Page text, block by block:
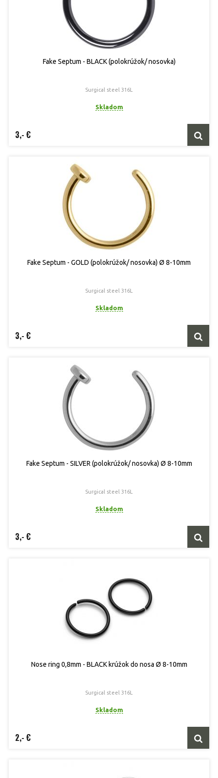
Fake Septum - BLACK (polokrúžok/ nosovka)
Surgical steel 316L
Skladom
3,- €
Fake Septum - GOLD (polokrúžok/ nosovka) Ø 8-10mm
Surgical steel 316L
Skladom
3,- €
Fake Septum - SILVER (polokrúžok/ nosovka) Ø 8-10mm
Surgical steel 316L
Skladom
3,- €
Nose ring 0,8mm - BLACK krúžok do nosa Ø 8-10mm
Surgical steel 316L
Skladom
2,- €